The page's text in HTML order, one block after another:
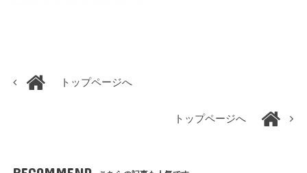
トップページへ
トップページへ